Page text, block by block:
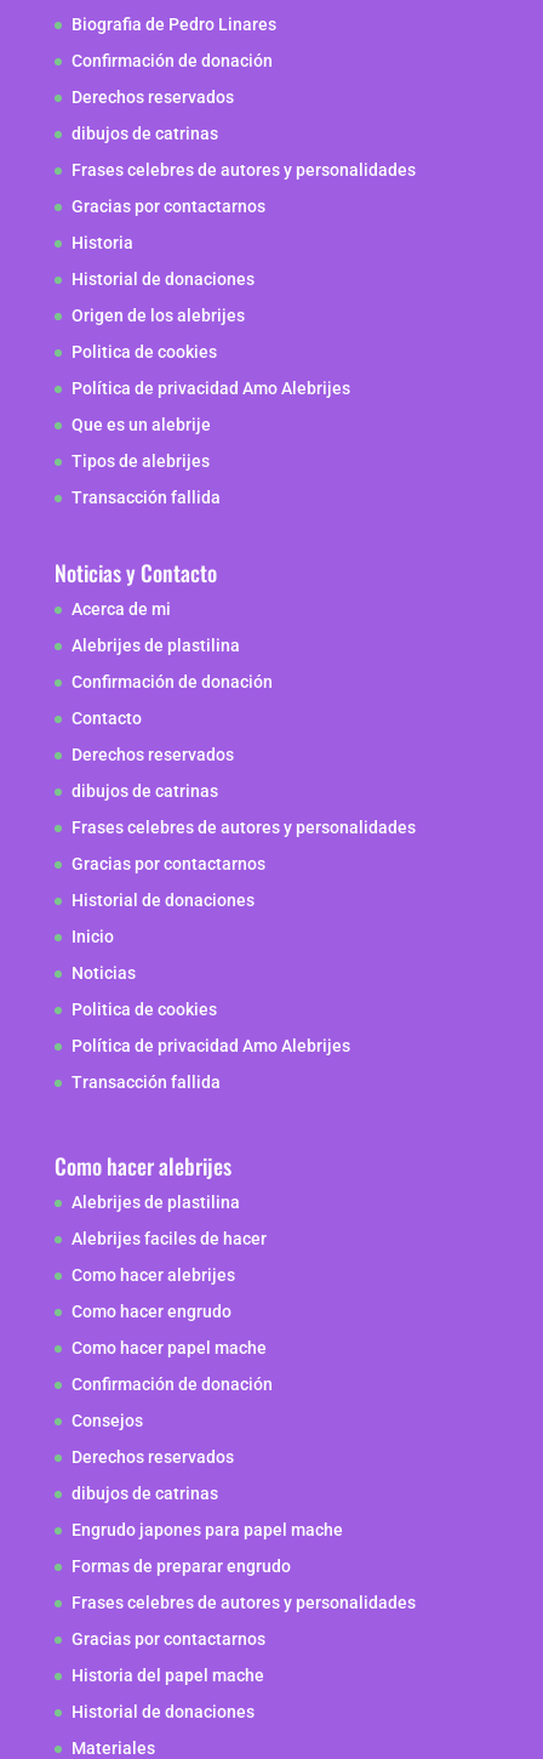
Biografia de Pedro Linares
Confirmación de donación
Derechos reservados
dibujos de catrinas
Frases celebres de autores y personalidades
Gracias por contactarnos
Historia
Historial de donaciones
Origen de los alebrijes
Politica de cookies
Política de privacidad Amo Alebrijes
Que es un alebrije
Tipos de alebrijes
Transacción fallida
Noticias y Contacto
Acerca de mi
Alebrijes de plastilina
Confirmación de donación
Contacto
Derechos reservados
dibujos de catrinas
Frases celebres de autores y personalidades
Gracias por contactarnos
Historial de donaciones
Inicio
Noticias
Politica de cookies
Política de privacidad Amo Alebrijes
Transacción fallida
Como hacer alebrijes
Alebrijes de plastilina
Alebrijes faciles de hacer
Como hacer alebrijes
Como hacer engrudo
Como hacer papel mache
Confirmación de donación
Consejos
Derechos reservados
dibujos de catrinas
Engrudo japones para papel mache
Formas de preparar engrudo
Frases celebres de autores y personalidades
Gracias por contactarnos
Historia del papel mache
Historial de donaciones
Materiales